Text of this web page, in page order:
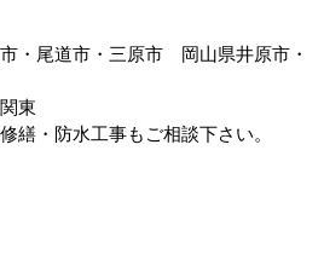
・尾道市・三原市 岡山県井原市・
東
繕・防水工事もご相談下さい。